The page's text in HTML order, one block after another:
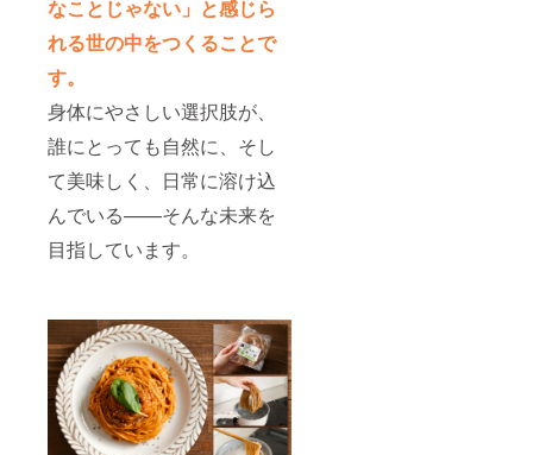
なことじゃない」と感じら
れる世の中をつくることで
す。
身体にやさしい選択肢が、
誰にとっても自然に、そし
て美味しく、日常に溶け込
んでいる——そんな未来を
目指しています。